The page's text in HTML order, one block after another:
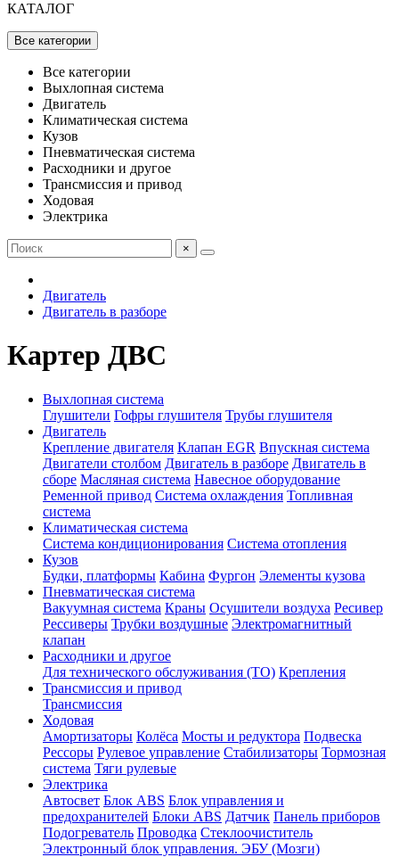
КАТАЛОГ
Все категории
Все категории
Выхлопная система
Двигатель
Климатическая система
Кузов
Пневматическая система
Расходники и другое
Трансмиссия и привод
Ходовая
Электрика
×
Двигатель
Двигатель в разборе
Картер ДВС
Выхлопная система
Глушители Гофры глушителя Трубы глушителя
Двигатель
Крепление двигателя Клапан EGR Впускная система
Двигатели столбом Двигатель в разборе Двигатель в
сборе Масляная система Навесное оборудование
Ременной привод Система охлаждения Топливная
система
Климатическая система
Система кондиционирования Система отопления
Кузов
Будки, платформы Кабина Фургон Элементы кузова
Пневматическая система
Вакуумная система Краны Осушители воздуха Ресивер
Рессиверы Трубки воздушные Электромагнитный
клапан
Расходники и другое
Для технического обслуживания (ТО) Крепления
Трансмиссия и привод
Трансмиссия
Ходовая
Амортизаторы Колёса Мосты и редуктора Подвеска
Рессоры Рулевое управление Стабилизаторы Тормозная
система Тяги рулевые
Электрика
Автосвет Блок ABS Блок управления и
предохранителей Блоки ABS Датчик Панель приборов
Подогреватель Проводка Стеклоочиститель
Электронный блок управления. ЭБУ (Мозги)